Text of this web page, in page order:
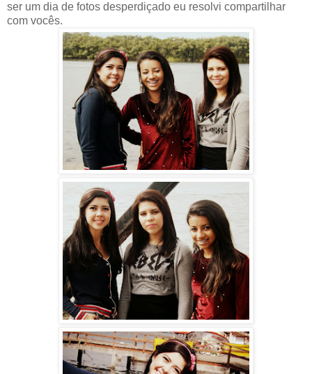
ser um dia de fotos desperdiçado eu resolvi compartilhar
com vocês.